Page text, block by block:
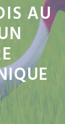
AU